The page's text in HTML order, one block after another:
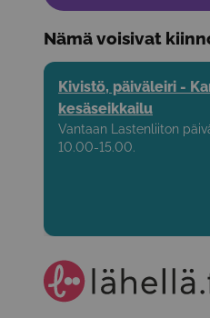
Nämä voisivat
Kivistö, päiväleiri -
kesäseikkailu
Vantaan Lastenliiton
10.00-15.00.